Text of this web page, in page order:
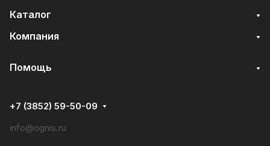
Каталог
Компания
Помощь
+7 (3852) 59-50-09
info@ognis.ru